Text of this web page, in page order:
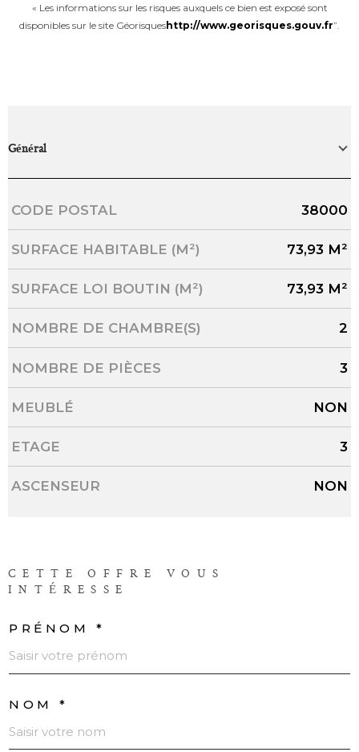
« Les informations sur les risques auxquels ce bien est exposé sont
disponibles sur le site Géorisqueshttp://www.georisques.gouv.fr”.
Général
Caractérisque Valeurs
CODE POSTAL 38000
SURFACE HABITABLE (M²) 73,93 M²
SURFACE LOI BOUTIN (M²) 73,93 M²
NOMBRE DE CHAMBRE(S) 2
NOMBRE DE PIÈCES 3
MEUBLÉ NON
ETAGE 3
ASCENSEUR NON
CETTE OFFRE
VOUS
INTÉRESSE
PRÉNOM *
NOM *